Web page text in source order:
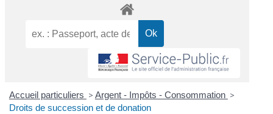
Accueil particuliers > Argent - Impôts - Consommation >
Droits de succession et de donation